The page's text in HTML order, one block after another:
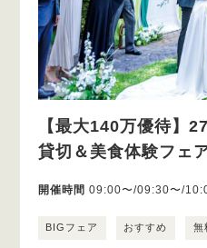
【最大140万優待】
貸切＆美食体験フェ
開催時間 09:00〜/09:30〜/
BIGフェア おすすめ 無